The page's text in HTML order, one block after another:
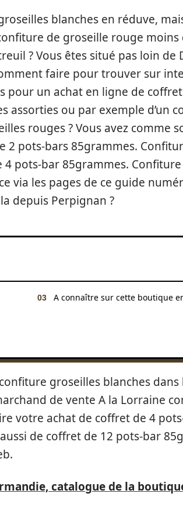
blanches en réduve,
de groseille rouge moins
? Vous êtes situé pas loin de
faire pour trouver sur
pour un achat en ligne de
assorties ou par exemple d’un
rouges ? Vous avez comme
2 pots-bars 85grammes.
pots-bar 85grammes.
via les pages de ce guide
depuis Perpignan ?
A connaître sur cette boutique
groseilles blanches
de vente A la Lorraine
votre achat de coffret de 4
de coffret de 12 pots-bar
catalogue de la